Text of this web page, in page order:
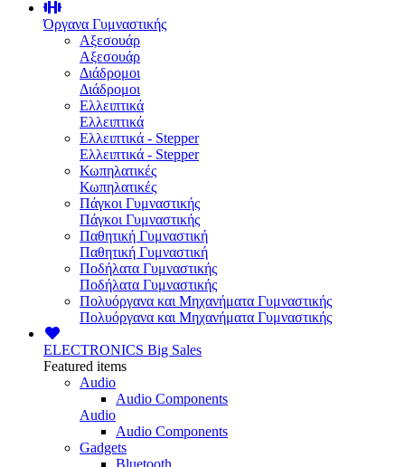
Όργανα Γυμναστικής
Αξεσουάρ
Αξεσουάρ
Διάδρομοι
Διάδρομοι
Ελλειπτικά
Ελλειπτικά
Ελλειπτικά - Stepper
Ελλειπτικά - Stepper
Κωπηλατικές
Κωπηλατικές
Πάγκοι Γυμναστικής
Πάγκοι Γυμναστικής
Παθητική Γυμναστική
Παθητική Γυμναστική
Ποδήλατα Γυμναστικής
Ποδήλατα Γυμναστικής
Πολυόργανα και Μηχανήματα Γυμναστικής
Πολυόργανα και Μηχανήματα Γυμναστικής
ELECTRONICS Big Sales
Featured items
Audio
Audio Components
Audio
Audio Components
Gadgets
Bluetooth